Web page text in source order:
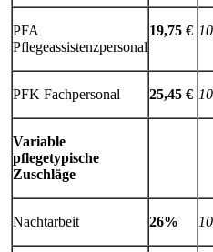
PFA
Pflegeassistenzpersonal
19,75 €
PFK Fachpersonal 25,45 €
Variable
pflegetypische
Zuschläge
Nachtarbeit 26%